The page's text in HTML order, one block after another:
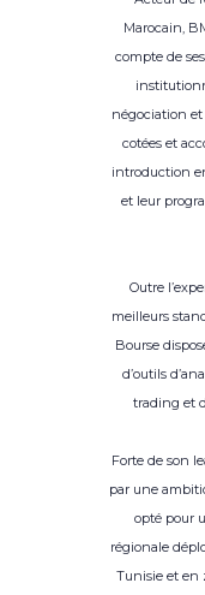
Marocain,
compte de
négociation
cotées et
introduction
et leur
Outre
meilleurs
Bourse
d’outils
trading et
Forte de son
par une
opté pour
régionale
Tunisie et en